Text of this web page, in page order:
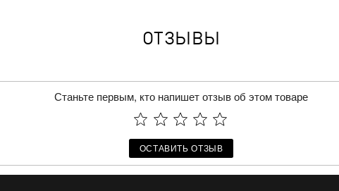
ОТЗЫВЫ
Станьте первым, кто напишет отзыв об этом товаре
ОСТАВИТЬ ОТЗЫВ